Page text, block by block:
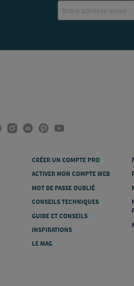
Email
CRÉER UN COMPTE PRO
ACTIVER MON COMPTE WEB
MOT DE PASSE OUBLIÉ
CONSEILS TECHNIQUES
GUIDE ET CONSEILS
INSPIRATIONS
LE MAG